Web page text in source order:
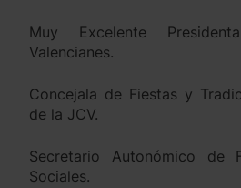
Muy Excelente
Valencianes.
Concejala de Fiestas y
de la JCV.
Secretario Autonómico de
Sociales.